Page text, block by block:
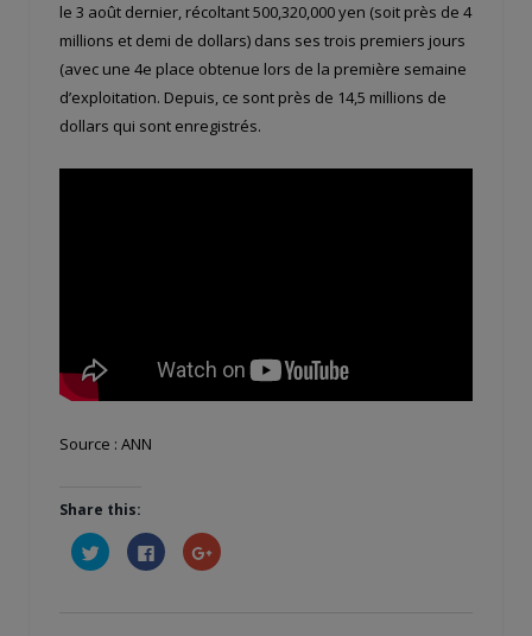
le 3 août dernier, récoltant 500,320,000 yen (soit près de 4
millions et demi de dollars) dans ses trois premiers jours
(avec une 4e place obtenue lors de la première semaine
d’exploitation. Depuis, ce sont près de 14,5 millions de
dollars qui sont enregistrés.
Source : ANN
Share this:
Cliquez
pour
partager
Cliquez
pour
partager
Cliquez
pour